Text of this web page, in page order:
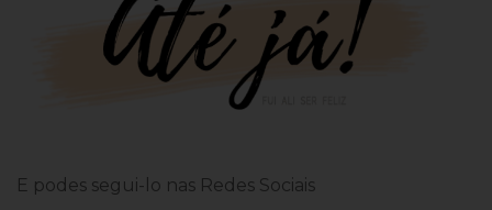
E podes segui-lo nas Redes Sociais